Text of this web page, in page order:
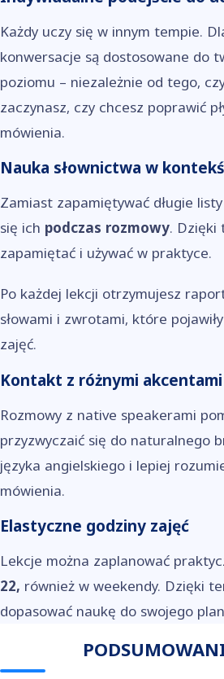
Każdy uczy się w innym tempie.
konwersacje są dostosowane do
poziomu – niezależnie od tego,
zaczynasz, czy chcesz poprawić
mówienia.
Nauka słownictwa w
Zamiast zapamiętywać długie listy
się ich podczas rozmowy. Dzięki
zapamiętać i używać w praktyce.
Po każdej lekcji otrzymujesz
słowami i zwrotami, które
zajęć.
Kontakt z różnymi akcentami
Rozmowy z native speakerami
przyzwyczaić się do naturalnego
języka angielskiego i lepiej
mówienia.
Elastyczne godziny zajęć
Lekcje można zaplanować
22, również w weekendy. Dzięki
dopasować naukę do swojego